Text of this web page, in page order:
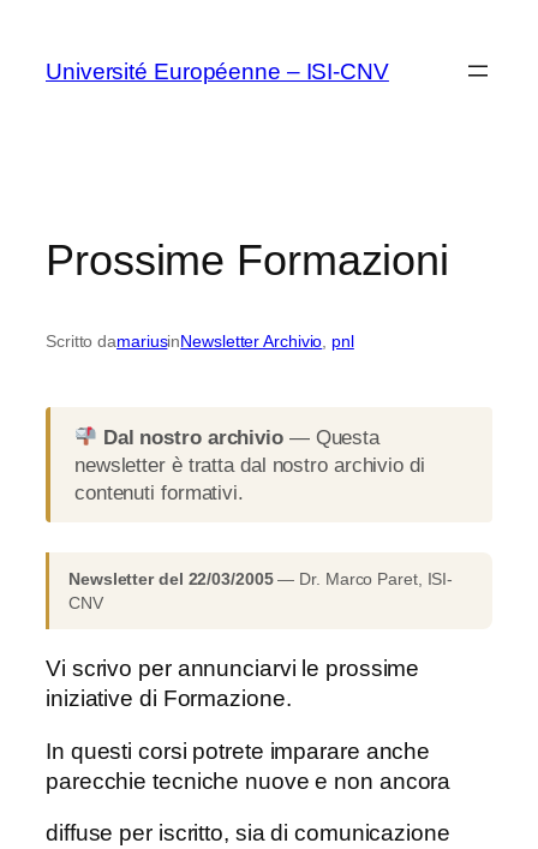
contenuto
Université Européenne – ISI-CNV
Prossime Formazioni
Scritto damariusinNewsletter Archivio pnl
Dal nostro archivio— Questa
newsletter è tratta dal nostro archivio di
contenuti formativi.
Newsletter del 22/03/2005— Dr. Marco Paret, ISI-
CNV
Vi scrivo per annunciarvi le prossime
iniziative di Formazione.
In questi corsi potrete imparare anche
parecchie tecniche nuove e non ancora
diffuse per iscritto, sia di comunicazione